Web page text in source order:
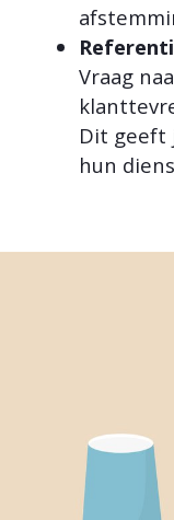
Vraag
Dit geeft
hun